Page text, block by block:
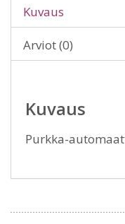
Kuvaus
Arviot (0)
Kuvaus
Purkka-